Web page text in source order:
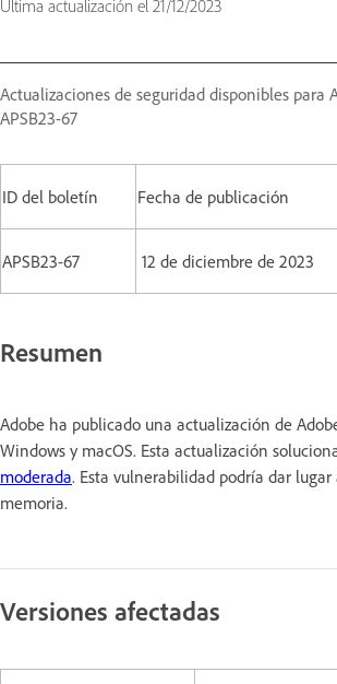
Última actualización el 21/12/2023
Actualizaciones de seguridad disponibles para
APSB23-67
ID del boletín Fecha de publicación
APSB23-67 12 de diciembre de 2023
Resumen
Adobe ha publicado una actualización de
Windows y macOS. Esta actualización
moderada. Esta vulnerabilidad podría dar
memoria.
Versiones afectadas